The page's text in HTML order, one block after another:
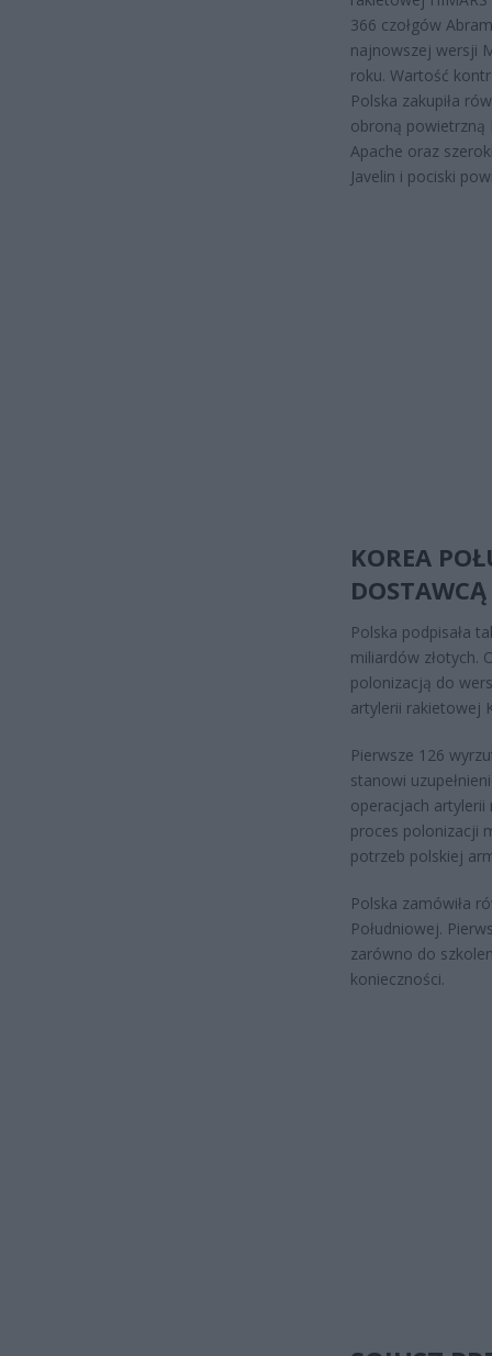
366 czołgów
najnowszej wersji
roku. Wartość
Polska zakupiła
obroną powietrzną
Apache oraz
Javelin i pociski
KOREA
DOSTAWCĄ
Polska podpisała
miliardów złotych.
polonizacją do
artylerii rakietowej
Pierwsze 126
stanowi
operacjach artylerii
proces polonizacji
potrzeb polskiej
Polska zamówiła
Południowej.
zarówno do
konieczności.